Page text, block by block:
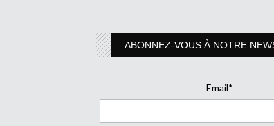
ABONNEZ-VOUS À NOTRE
Email*